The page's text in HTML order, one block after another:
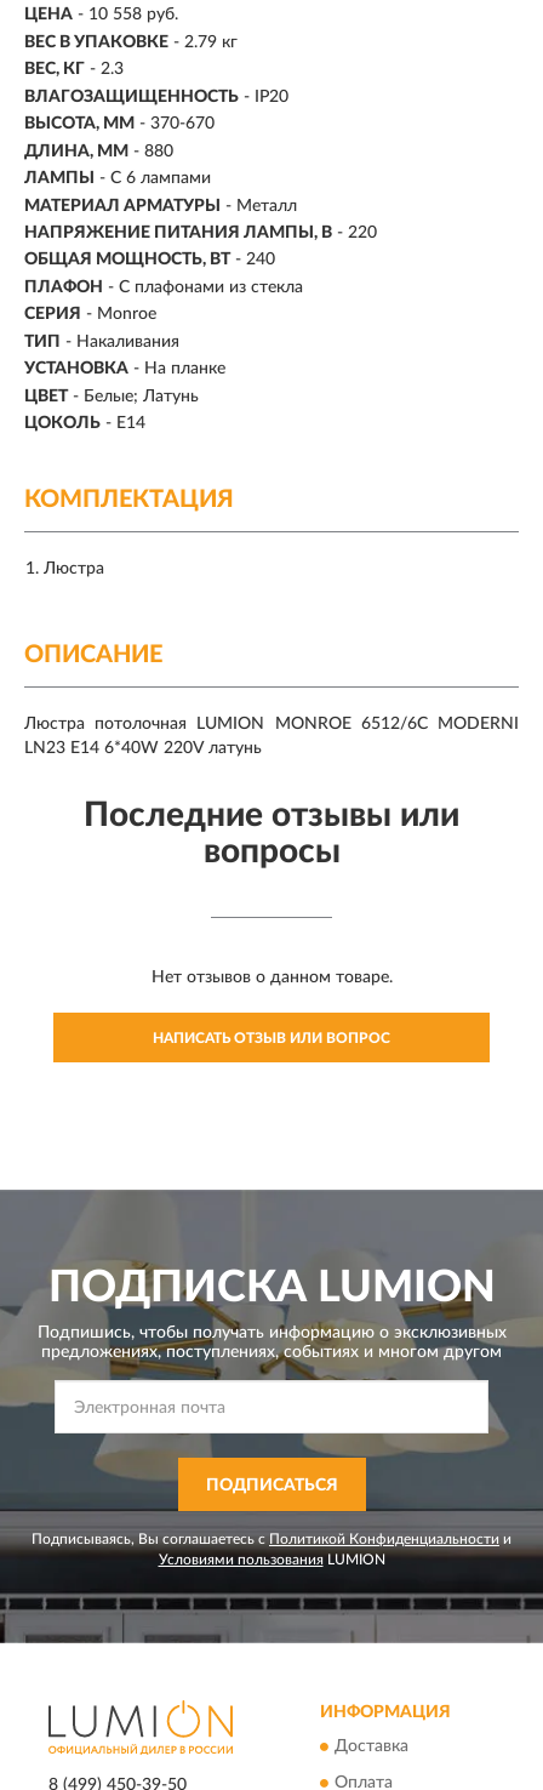
ЦЕНА - 10 558 руб.
ВЕС В УПАКОВКЕ - 2.79 кг
ВЕС, КГ - 2.3
ВЛАГОЗАЩИЩЕННОСТЬ - IP20
ВЫСОТА, ММ - 370-670
ДЛИНА, ММ - 880
ЛАМПЫ
- С 6 лампами
МАТЕРИАЛ АРМАТУРЫ
- Металл
НАПРЯЖЕНИЕ ПИТАНИЯ ЛАМПЫ, В - 220
ОБЩАЯ МОЩНОСТЬ, ВТ - 240
ПЛАФОН - С плафонами из стекла
СЕРИЯ - Monroe
ТИП - Накаливания
УСТАНОВКА - На планке
ЦВЕТ - Белые; Латунь
ЦОКОЛЬ - E14
КОМПЛЕКТАЦИЯ
Люстра
ОПИСАНИЕ
Люстра потолочная LUMION MONROE 6512/6C MODERNI
LN23 E14 6*40W 220V латунь
Последние отзывы или
вопросы
Нет отзывов о данном товаре.
НАПИСАТЬ ОТЗЫВ ИЛИ ВОПРОС
ПОДПИСКАLUMION
Подпишись, чтобы получать информацию о эксклюзивных
предложениях,поступлениях, событиях и многом другом
ПОДПИСАТЬСЯ
Подписываясь, Вы соглашаетесь сПолитикой Конфиденциальности и
Условиями пользованияLUMION
8 (499) 450-39-50
ИНФОРМАЦИЯ
Доставка
Оплата